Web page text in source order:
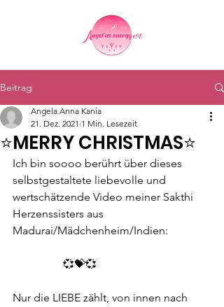
Beitrag
⭐MERRY CHRISTMAS⭐
Angela Anna Kania
21. Dez. 2021 1 Min. Lesezeit
Ich bin soooo berührt über dieses
selbstgestaltete liebevolle und
wertschätzende Video meiner Sakthi
Herzenssisters aus
Madurai/Mädchenheim/Indien:
                  💞💝💞
Nur die LIEBE zählt, von innen nach